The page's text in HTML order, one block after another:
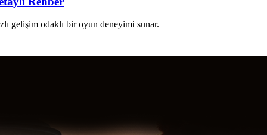
gelişim odaklı bir oyun deneyimi sunar.